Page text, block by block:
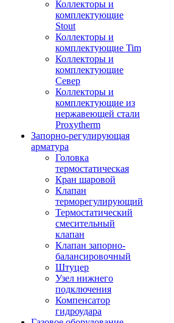
Коллекторы и
комплектующие
Stout
Коллекторы и
комплектующие Tim
Коллекторы и
комплектующие
Север
Коллекторы и
комплектующие из
нержавеющей стали
Proxytherm
Запорно-регулирующая
арматура
Головка
термостатическая
Кран шаровой
Клапан
терморегулирующий
Термостатический
смесительный
клапан
Клапан запорно-
балансировочный
Штуцер
Узел нижнего
подключения
Компенсатор
гидроудара